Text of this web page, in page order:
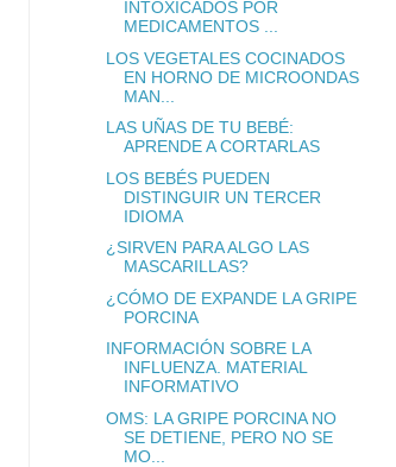
INTOXICADOS POR
MEDICAMENTOS ...
LOS VEGETALES COCINADOS
EN HORNO DE MICROONDAS
MAN...
LAS UÑAS DE TU BEBÉ:
APRENDE A CORTARLAS
LOS BEBÉS PUEDEN
DISTINGUIR UN TERCER
IDIOMA
¿SIRVEN PARA ALGO LAS
MASCARILLAS?
¿CÓMO DE EXPANDE LA GRIPE
PORCINA
INFORMACIÓN SOBRE LA
INFLUENZA. MATERIAL
INFORMATIVO
OMS: LA GRIPE PORCINA NO
SE DETIENE, PERO NO SE
MO...